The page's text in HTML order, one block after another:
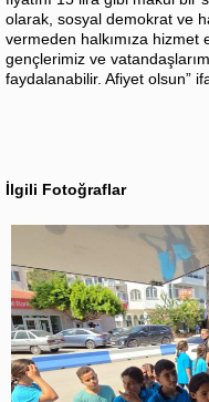
olarak, sosyal demokrat ve
vermeden halkımıza hizmet
gençlerimiz ve
faydalanabilir. Afiyet olsun”
İlgili Fotoğraflar